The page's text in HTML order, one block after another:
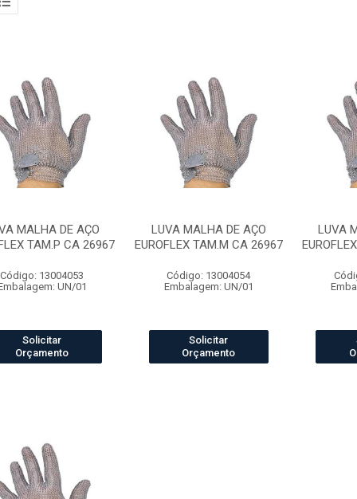
MALHA DE AÇO
TAM.P CA 26967
Código: 13004053
UN/01
Solicitar
Orçamento
LUVA MALHA DE AÇO
EUROFLEX TAM.M CA 26967
Código: 13004054
Embalagem: UN/01
Solicitar
Orçamento
LUVA